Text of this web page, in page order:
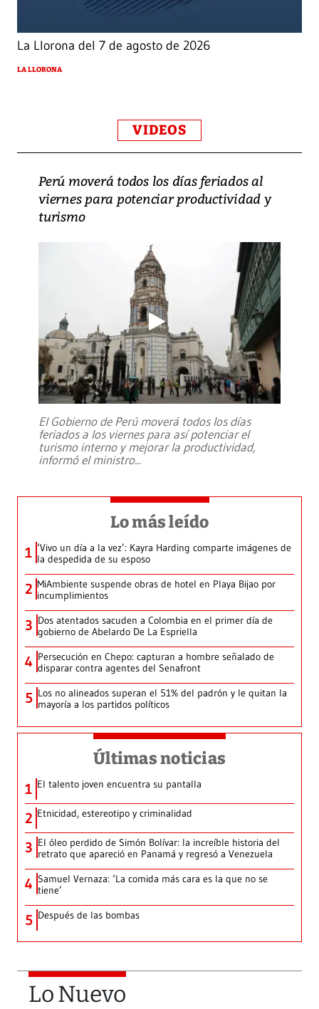
La Llorona del 7 de agosto de 2026
LA LLORONA
VIDEOS
Perú moverá todos los días feriados al
viernes para potenciar productividad y
turismo
El Gobierno de Perú moverá todos los días
feriados a los viernes para así potenciar el
turismo interno y mejorar la productividad,
informó el ministro...
Lo más leído
1 ‘Vivo un día a la vez’: Kayra Harding comparte imágenes de
la despedida de su esposo
2 MiAmbiente suspende obras de hotel en Playa Bijao por
incumplimientos
3 Dos atentados sacuden a Colombia en el primer día de
gobierno de Abelardo De La Espriella
4 Persecución en Chepo: capturan a hombre señalado de
disparar contra agentes del Senafront
5 Los no alineados superan el 51% del padrón y le quitan la
mayoría a los partidos políticos
Últimas noticias
1 El talento joven encuentra su pantalla​
2 Etnicidad, estereotipo y criminalidad
3 El óleo perdido de Simón Bolívar: la increíble historia del
retrato que apareció en Panamá y regresó a Venezuela
4 Samuel Vernaza: ‘La comida más cara es la que no se
tiene’
5 Después de las bombas
Lo Nuevo